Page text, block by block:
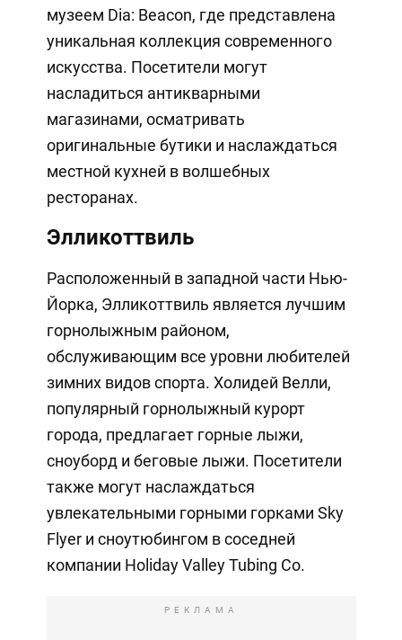
музеем Dia: Beacon, где представлена
уникальная коллекция современного
искусства. Посетители могут
насладиться антикварными
магазинами, осматривать
оригинальные бутики и наслаждаться
местной кухней в волшебных
ресторанах.
Элликоттвиль
Расположенный в западной части Нью-
Йорка, Элликоттвиль является лучшим
горнолыжным районом,
обслуживающим все уровни любителей
зимних видов спорта. Холидей Велли,
популярный горнолыжный курорт
города, предлагает горные лыжи,
сноуборд и беговые лыжи. Посетители
также могут наслаждаться
увлекательными горными горками Sky
Flyer и сноутюбингом в соседней
компании Holiday Valley Tubing Co.
РЕКЛАМА